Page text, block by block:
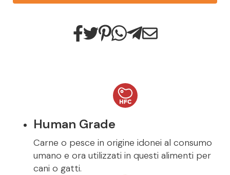
Human Grade
Carne o pesce in origine idonei al consumo
umano e ora utilizzati in questi alimenti per
cani o gatti.